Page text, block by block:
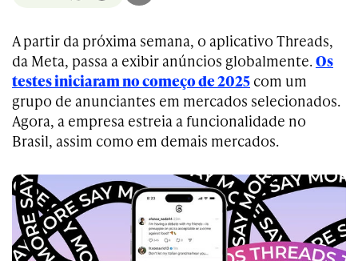
A partir da próxima semana, o aplicativo Threads,
da Meta, passa a exibir anúncios globalmente.Os
testes iniciaram no começo de 2025 com um
grupo de anunciantes em mercados selecionados.
Agora, a empresa estreia a funcionalidade no
Brasil, assim como em demais mercados.